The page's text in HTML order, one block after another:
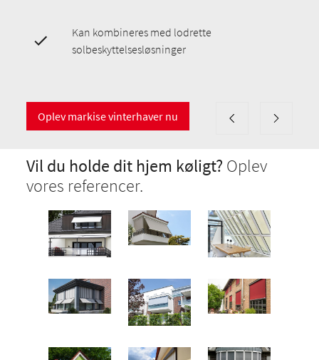
Kan kombineres med lodrette
solbeskyttelsesløsninger
Oplev markise vinterhaver nu
Vil du holde dit hjem køligt? Oplev
vores referencer.